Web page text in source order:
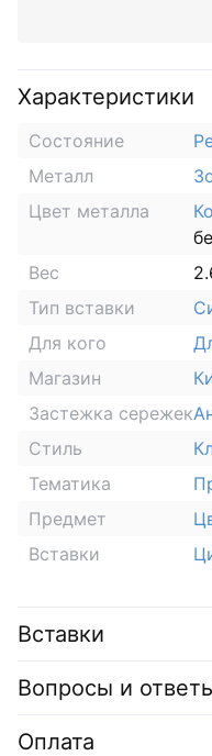
Характеристики
Состояние
Металл
Цвет металла
Вес
Тип вставки
Для кого
Магазин
Застежка сережек
Стиль
Тематика
Предмет
Вставки
Вставки
Вопросы и
Оплата